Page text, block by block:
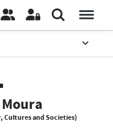
Cultures and Societies)